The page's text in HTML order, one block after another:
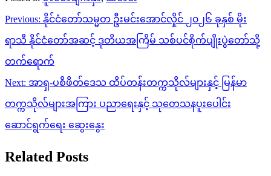
Post
navigation
Previous: နိုင်ငံတော်သမ္မတ ဦးမင်းအောင်လှိုင် ၂၀၂၆ ခုနှစ် မိုး
ရာသီ နိုင်ငံတော်အဆင့် ဒုတိယအကြိမ် သစ်ပင်စိုက်ပျိုးပွဲတော်သို့
တက်ရောက်
Next: အာရှ-ပစိဖိတ်ဒေသ ထိပ်တန်းတက္ကသိုလ်များနှင့် မြန်မာ
တက္ကသိုလ်များအကြား ပညာရေးနှင့် သုတေသနပူးပေါင်း
ဆောင်ရွက်ရေး ဆွေးနွေး
Related Posts